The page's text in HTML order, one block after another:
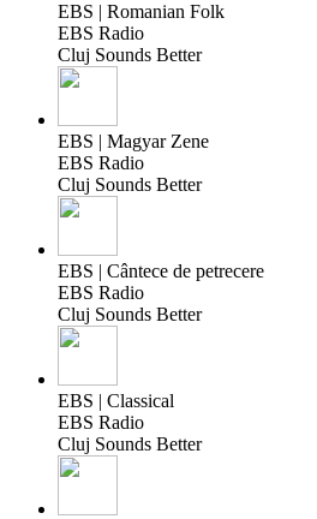
EBS | Romanian Folk
EBS Radio
Cluj Sounds Better
EBS | Magyar Zene
EBS Radio
Cluj Sounds Better
EBS | Cântece de petrecere
EBS Radio
Cluj Sounds Better
EBS | Classical
EBS Radio
Cluj Sounds Better